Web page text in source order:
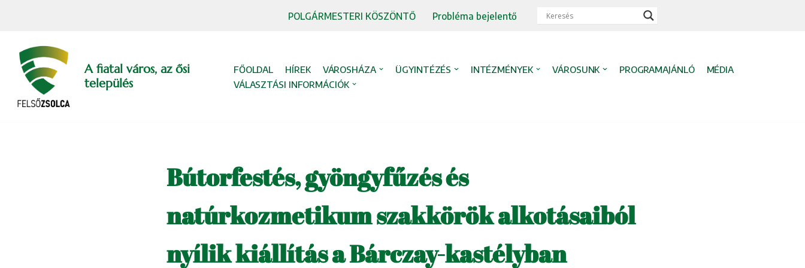
content
POLGÁRMESTERI KÖSZÖNTŐ Probléma bejelentő
A fiatal város, az ősi
település
FŐOLDAL HÍREK VÁROSHÁZA ÜGYINTÉZÉS INTÉZMÉNYEK VÁROSUNK PROGRAMAJÁNLÓ
MÉDIA
VÁLASZTÁSI INFORMÁCIÓK
Bútorfestés, gyöngyfűzés és
natúrkozmetikum szakkörök alkotásaiból
nyílik kiállítás a Bárczay-kastélyban